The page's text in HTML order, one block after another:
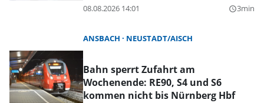
08.08.2026 14:01 query_builder3min
ANSBACH NEUSTADT/AISCH
Bahn sperrt Zufahrt am
Wochenende: RE90, S4 und S6
kommen nicht bis Nürnberg Hbf